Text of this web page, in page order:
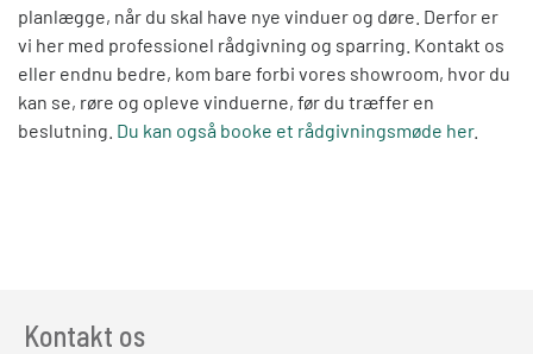
planlægge, når du skal have nye vinduer og døre. Derfor er
vi her med professionel rådgivning og sparring. Kontakt os
eller endnu bedre, kom bare forbi vores showroom, hvor du
kan se, røre og opleve vinduerne, før du træffer en
beslutning. Du kan også booke et rådgivningsmøde her.
Kontakt os